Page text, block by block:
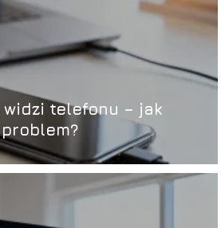
widzi telefonu – jak